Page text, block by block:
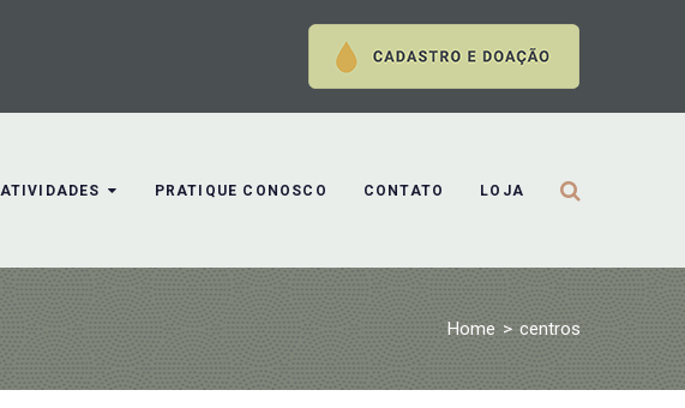
ATIVIDADES PRATIQUE CONOSCO CONTATO LOJA
Home > centros